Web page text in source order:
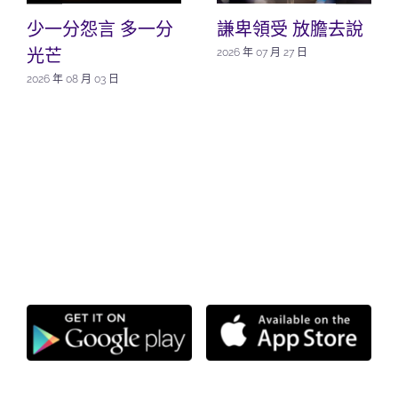
少一分怨言 多一分
光芒
2026 年 08 月 03 日
謙卑領受 放膽去說
2026 年 07 月 27 日